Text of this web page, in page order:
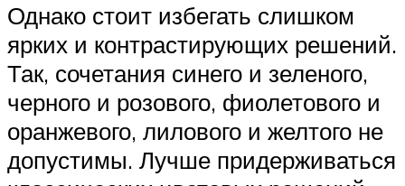
Однако стоит избегать слишком
ярких и контрастирующих решений.
Так, сочетания синего и зеленого,
черного и розового, фиолетового и
оранжевого, лилового и желтого не
допустимы. Лучше придерживаться